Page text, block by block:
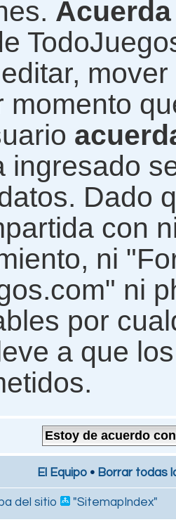
Acuerda
momento
ingresado
Dado
con
ni
ni
por
a que
El Equipo • Borrar todas
del sitio "SitemapIndex"